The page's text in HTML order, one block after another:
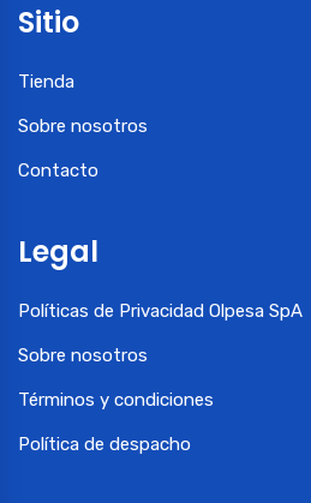
Sitio
Tienda
Sobre nosotros
Contacto
Legal
Políticas de Privacidad Olpesa SpA
Sobre nosotros
Términos y condiciones
Política de despacho